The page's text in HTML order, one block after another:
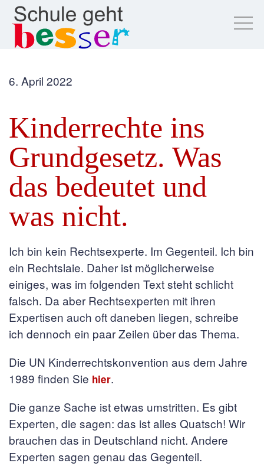
6. April 2022
Kinderrechte ins
Grundgesetz. Was
das bedeutet und
was nicht.
Ich bin kein Rechtsexperte. Im Gegenteil. Ich bin
ein Rechtslaie. Daher ist möglicherweise
einiges, was im folgenden Text steht schlicht
falsch. Da aber Rechtsexperten mit ihren
Expertisen auch oft daneben liegen, schreibe
ich dennoch ein paar Zeilen über das Thema.
Die UN Kinderrechtskonvention aus dem Jahre
1989 finden Sie hier.
Die ganze Sache ist etwas umstritten. Es gibt
Experten, die sagen: das ist alles Quatsch! Wir
brauchen das in Deutschland nicht. Andere
Experten sagen genau das Gegenteil.